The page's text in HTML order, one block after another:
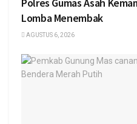
Lomba Menembak
AGUSTUS 6, 2026